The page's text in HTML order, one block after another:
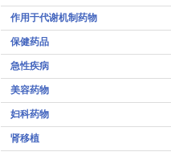
作用于代谢机制药物
保健药品
急性疾病
美容药物
妇科药物
肾移植